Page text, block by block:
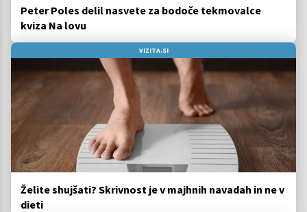
Peter Poles delil nasvete za bodoče tekmovalce
kviza Na lovu
VIZITA.SI
Želite shujšati? Skrivnost je v majhnih navadah in ne v
dieti